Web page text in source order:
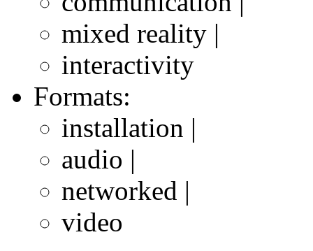
mixed reality |
interactivity
Formats:
installation |
audio |
networked |
video